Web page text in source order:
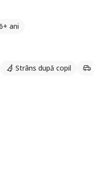
ani
Strâns după copil